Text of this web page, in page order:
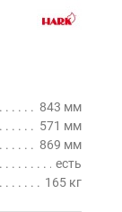
843 мм
571 мм
869 мм
есть
165 кг